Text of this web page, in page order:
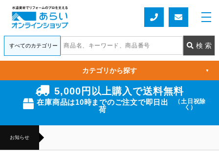
5,000円以上購入で送料無料
在庫商品は10時までのご注文で即日出
荷
（土日祝除
く）
お知らせ
カテゴリから探す ▼